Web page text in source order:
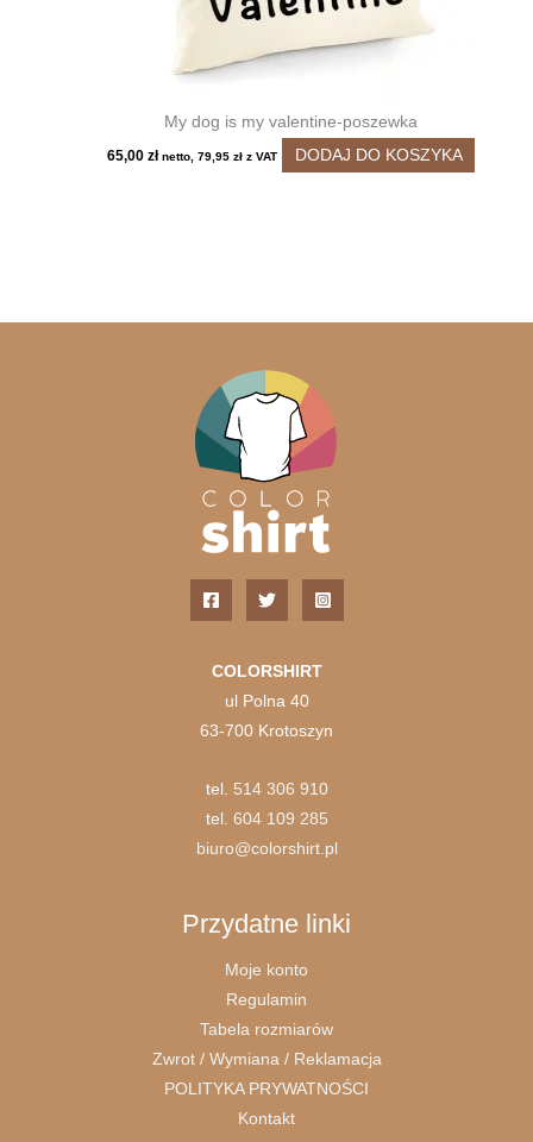
My dog is my valentine-poszewka
65,00zł netto,79,95zł z VAT DODAJ DO KOSZYKA
COLORSHIRT
ul Polna 40
63-700 Krotoszyn
tel. 514 306 910
tel. 604 109 285
biuro@colorshirt.pl
Przydatne linki
Moje konto
Regulamin
Tabela rozmiarów
Zwrot / Wymiana / Reklamacja
POLITYKA PRYWATNOŚCI
Kontakt